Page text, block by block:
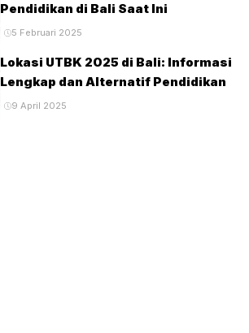
Pendidikan di Bali Saat Ini
5 Februari 2025
Lokasi UTBK 2025 di Bali: Informasi
Lengkap dan Alternatif Pendidikan
9 April 2025